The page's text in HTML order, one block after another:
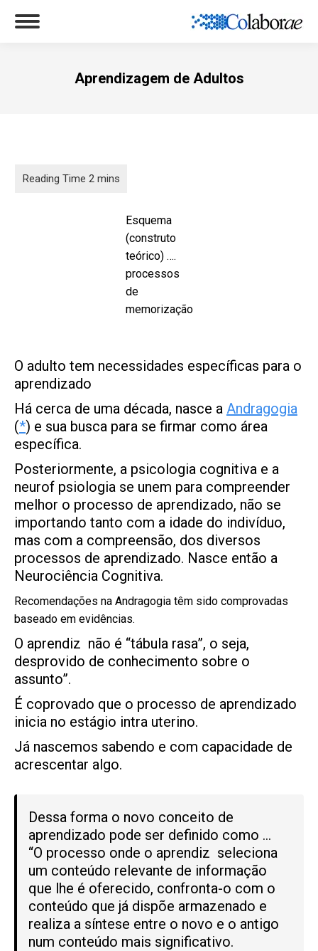
Aprendizagem de Adultos
Esquema
(construto
teórico) ….
processos
de
memorização
O adulto tem necessidades específicas para o
aprendizado
Há cerca de uma década, nasce a Andragogia
(*) e sua busca para se firmar como área
específica.
Posteriormente, a psicologia cognitiva e a
neurof psiologia se unem para compreender
melhor o processo de aprendizado, não se
importando tanto com a idade do indivíduo,
mas com a compreensão, dos diversos
processos de aprendizado. Nasce então a
Neurociência Cognitiva.
Recomendações na Andragogia têm sido comprovadas
baseado em evidências.
O aprendiz não é “tábula rasa”, o seja,
desprovido de conhecimento sobre o
assunto”.
É coprovado que o processo de aprendizado
inicia no estágio intra uterino.
Já nascemos sabendo e com capacidade de
acrescentar algo.
Dessa forma o novo conceito de
aprendizado pode ser definido como …
“O processo onde o aprendiz seleciona
um conteúdo relevante de informação
que lhe é oferecido, confronta-o com o
conteúdo que já dispõe armazenado e
realiza a síntese entre o novo e o antigo
num conteúdo mais significativo.